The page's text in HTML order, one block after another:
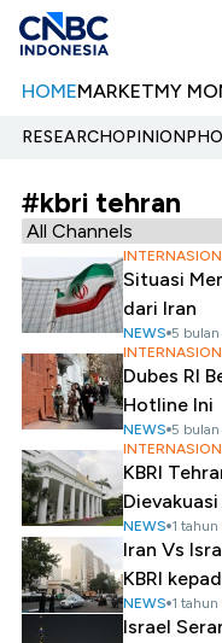
HOMEMARKETMY
RESEARCHOPINION
#kbri tehran
Situasi
dari Iran
NEWS 5 bulan
Dubes RI
Hotline Ini
NEWS 5 bulan
KBRI
Dievakuasi
NEWS 1
Iran Vs
KBRI
NEWS 1
Israel